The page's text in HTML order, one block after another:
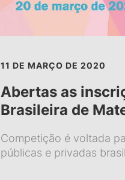
11 DE MARÇO DE 2020
Abertas as
Brasileira de
Competição é voltada
públicas e privadas